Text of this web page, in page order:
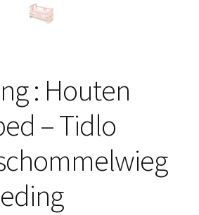
: Houten
– Tidlo